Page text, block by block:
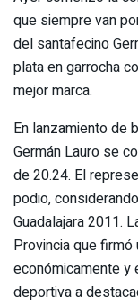
que siempre van
del santafecino
plata en garrocha
mejor marca.
En lanzamiento de
Germán Lauro se
de 20.24. El
podio,
Guadalajara 2011.
Provincia que firmó
económicamente y
deportiva a